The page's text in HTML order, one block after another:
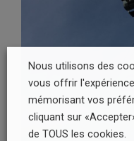
Nous utilisons des
vous offrir
mémorisant vos
cliquant sur
de TOUS les cookies.